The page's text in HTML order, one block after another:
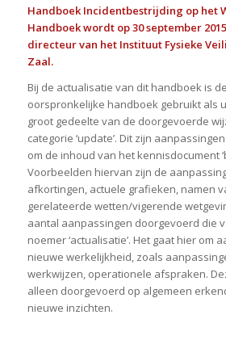
Handboek Incidentbestrijding op het
Handboek wordt op 30 september
directeur van het Instituut Fysieke
Zaal.
Bij de actualisatie van dit handboek is
oorspronkelijke handboek gebruikt als
groot gedeelte van de doorgevoerde
categorie ‘update’. Dit zijn
om de inhoud van het kennisdocument
Voorbeelden hiervan zijn de
afkortingen, actuele grafieken, namen
gerelateerde wetten/vigerende
aantal aanpassingen doorgevoerd die
noemer ‘actualisatie’. Het gaat hier om
nieuwe werkelijkheid, zoals
werkwijzen, operationele afspraken.
alleen doorgevoerd op algemeen
nieuwe inzichten.